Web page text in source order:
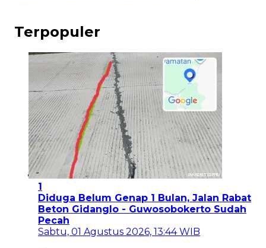
Terpopuler
1
Diduga Belum Genap 1 Bulan, Jalan Rabat
Beton Gidanglo - Guwosobokerto Sudah
Pecah
Sabtu, 01 Agustus 2026, 13:44 WIB